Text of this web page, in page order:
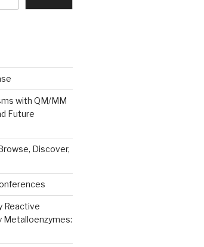
with QM/MM
Future
Discover,
Reactive
Metalloenzymes: